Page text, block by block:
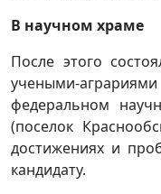
В научном храме
После этого
учеными-
федеральном
(поселок
достижениях и
кандидату.